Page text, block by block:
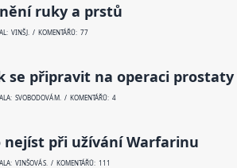
ruky a prstů
VINŠ J. / KOMENTÁŘŮ: 77
se připravit na operaci prostaty
SVOBODOVÁ M. / KOMENTÁŘŮ: 4
nejíst při užívání Warfarinu
VINŠOVÁ S. / KOMENTÁŘŮ: 111